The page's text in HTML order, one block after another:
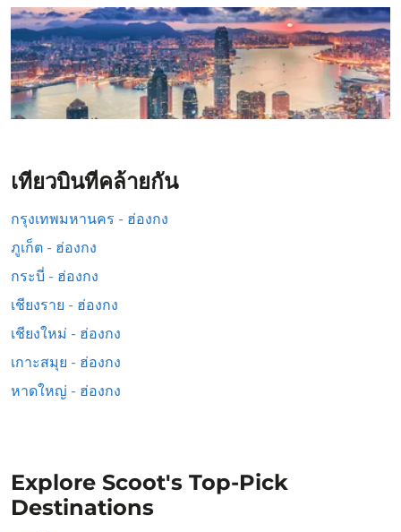
เที่ยวบินที่คล้ายกัน
กรุงเทพมหานคร - ฮ่องกง
ภูเก็ต - ฮ่องกง
กระบี่ - ฮ่องกง
เชียงราย - ฮ่องกง
เชียงใหม่ - ฮ่องกง
เกาะสมุย - ฮ่องกง
หาดใหญ่ - ฮ่องกง
Explore Scoot's Top-Pick
Destinations